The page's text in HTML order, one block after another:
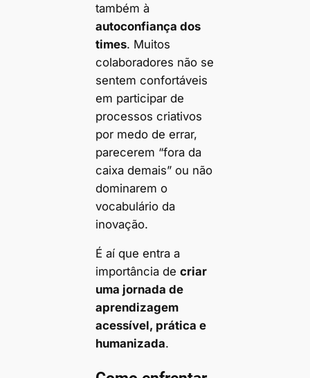
também à
autoconfiança dos
times. Muitos
colaboradores não se
sentem confortáveis
em participar de
processos criativos
por medo de errar,
parecerem “fora da
caixa demais” ou não
dominarem o
vocabulário da
inovação.
É aí que entra a
importância de criar
uma jornada de
aprendizagem
acessível, prática e
humanizada.